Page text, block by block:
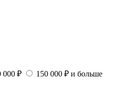
000 ₽ 150 000 ₽ и больше